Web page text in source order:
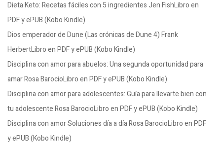
Dieta Keto: Recetas fáciles con 5 ingredientes Jen FishLibro en
PDF y ePUB (Kobo Kindle)
Dios emperador de Dune (Las crónicas de Dune 4) Frank
HerbertLibro en PDF y ePUB (Kobo Kindle)
Disciplina con amor para abuelos: Una segunda oportunidad para
amar Rosa BarocioLibro en PDF y ePUB (Kobo Kindle)
Disciplina con amor para adolescentes: Guía para llevarte bien con
tu adolescente Rosa BarocioLibro en PDF y ePUB (Kobo Kindle)
Disciplina con amor Soluciones día a día Rosa BarocioLibro en PDF
y ePUB (Kobo Kindle)